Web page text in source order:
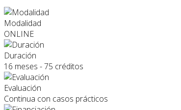
Modalidad
ONLINE
Duración
16 meses - 75 créditos
Evaluación
Continua con casos prácticos